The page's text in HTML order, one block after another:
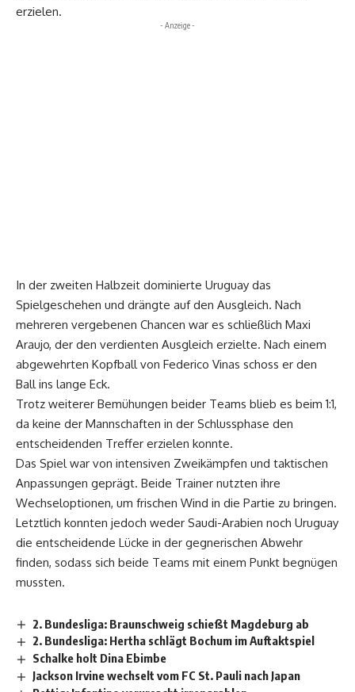
erzielen.
- Anzeige -
In der zweiten Halbzeit dominierte Uruguay das
Spielgeschehen und drängte auf den Ausgleich. Nach
mehreren vergebenen Chancen war es schließlich Maxi
Araujo, der den verdienten Ausgleich erzielte. Nach einem
abgewehrten Kopfball von Federico Vinas schoss er den
Ball ins lange Eck.
Trotz weiterer Bemühungen beider Teams blieb es beim 1:1,
da keine der Mannschaften in der Schlussphase den
entscheidenden Treffer erzielen konnte.
Das Spiel war von intensiven Zweikämpfen und taktischen
Anpassungen geprägt. Beide Trainer nutzten ihre
Wechseloptionen, um frischen Wind in die Partie zu bringen.
Letztlich konnten jedoch weder Saudi-Arabien noch Uruguay
die entscheidende Lücke in der gegnerischen Abwehr
finden, sodass sich beide Teams mit einem Punkt begnügen
mussten.
2. Bundesliga: Braunschweig schießt Magdeburg ab
2. Bundesliga: Hertha schlägt Bochum im Auftaktspiel
Schalke holt Dina Ebimbe
Jackson Irvine wechselt vom FC St. Pauli nach Japan